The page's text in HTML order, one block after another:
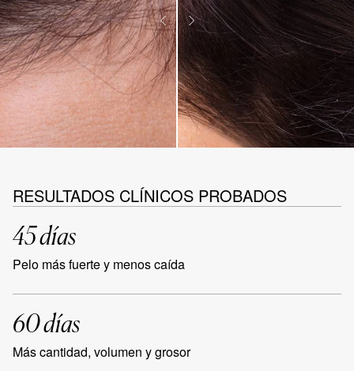
RESULTADOS CLÍNICOS PROBADOS
45 días
Pelo más fuerte y menos caída
60 días
Más cantidad, volumen y grosor